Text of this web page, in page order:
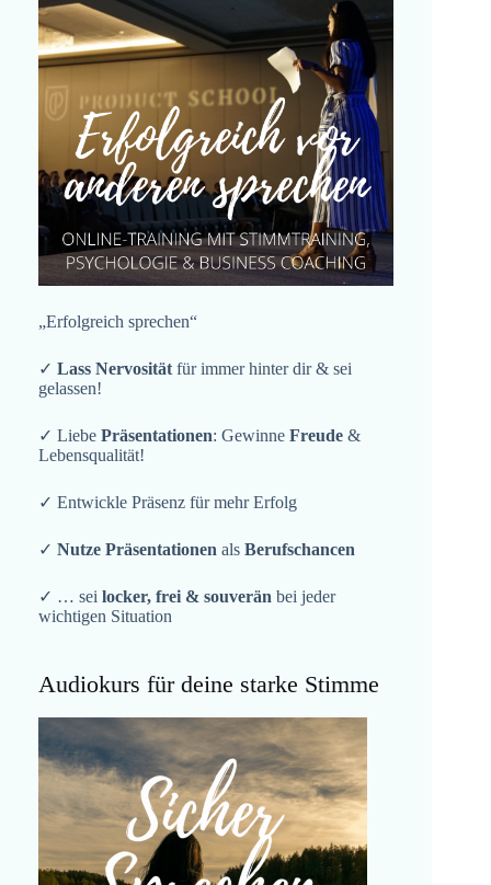
„Erfolgreich sprechen“
✓ Lass Nervositätfür immer hinter dir & sei
gelassen!
✓ Liebe Präsentationen: Gewinne Freude &
Lebensqualität!
✓ Entwickle Präsenz für mehr Erfolg
✓ Nutze Präsentationen als Berufschancen
✓ … sei locker, frei & souverän bei jeder
wichtigen Situation
Audiokurs für deine starke Stimme